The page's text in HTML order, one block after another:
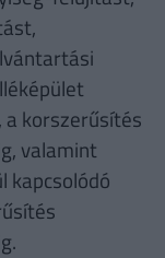
korszerűsítés
valamint
kapcsolódó